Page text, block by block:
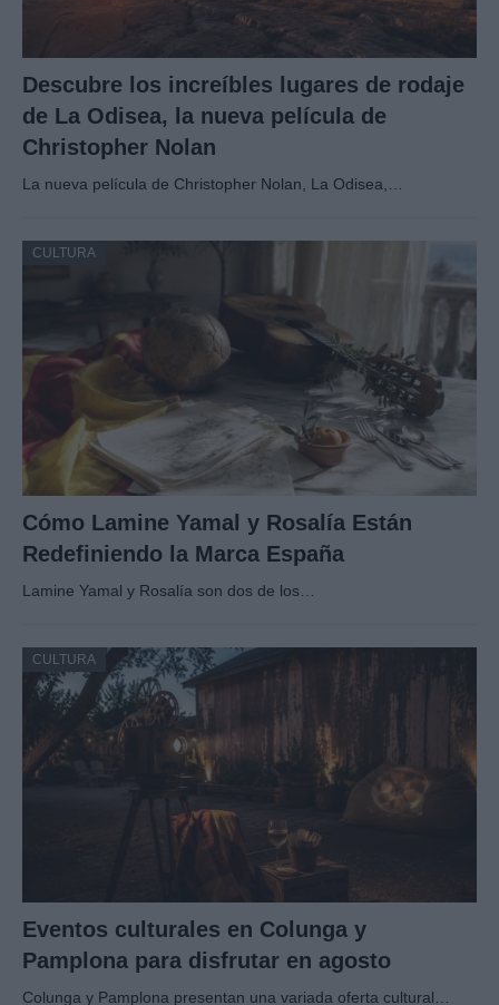
Descubre los increíbles lugares de rodaje
de La Odisea, la nueva película de
Christopher Nolan
La nueva película de Christopher Nolan, La Odisea,…
CULTURA
Cómo Lamine Yamal y Rosalía Están
Redefiniendo la Marca España
Lamine Yamal y Rosalía son dos de los…
CULTURA
Eventos culturales en Colunga y
Pamplona para disfrutar en agosto
Colunga y Pamplona presentan una variada oferta cultural…